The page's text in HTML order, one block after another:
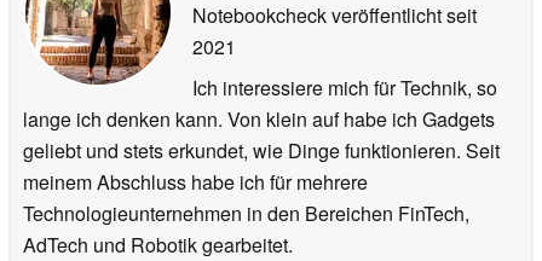
Notebookcheck veröffentlichtseit
2021
Ich interessiere mich für Technik, so
lange ich denken kann. Von klein auf habe ich Gadgets
geliebt und stets erkundet, wie Dinge funktionieren. Seit
meinem Abschluss habe ich für mehrere
Technologieunternehmen in den Bereichen FinTech,
AdTech und Robotik gearbeitet.